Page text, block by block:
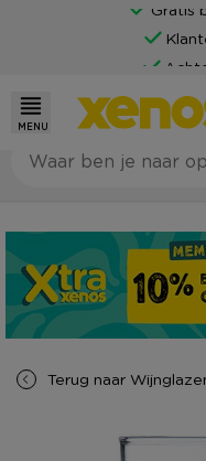
Gratis
MENU
Terug naar